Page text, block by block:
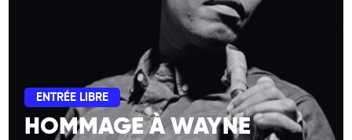
ENTRÉE LIBRE
HOMMAGE À WAYNE